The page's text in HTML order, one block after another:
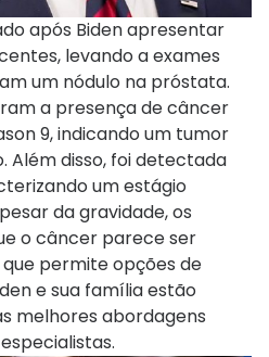
após Biden apresentar
levando a exames
um nódulo na próstata.
a presença de câncer
9, indicando um tumor
Além disso, foi detectada
um estágio
da gravidade, os
o câncer parece ser
permite opções de
e sua família estão
melhores abordagens